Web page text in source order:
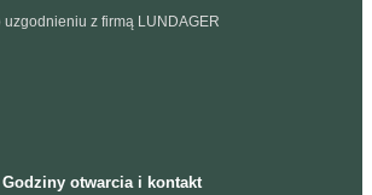
uzgodnieniu z firmą LUNDAGER
Godziny otwarcia i kontakt